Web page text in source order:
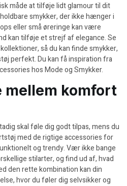
måde at tilføje lidt glamour til dit
smykker, der ikke hænger i
eller små øreringe kan være
kan tilføje et strejf af elegance. Se
så du kan finde smykker,
perfekt. Du kan få inspiration fra
hosMode og Smykker.
mellem komfort
skal føle dig godt tilpas, mens du
med de rigtige accessories for
og trendy. Vær ikke bange
stilarter, og find ud af, hvad
den rette kombination kan din
hvor du føler dig selvsikker og